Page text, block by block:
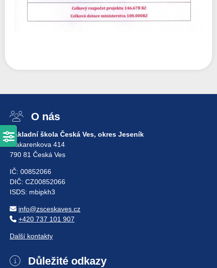
O nás
Základní škola Česká Ves, okres Jeseník
Makarenkova 414
790 81 Česká Ves
IČ: 00852066
DIČ: CZ00852066
ISDS: mbipkh3
info@zsceskaves.cz
+420 737 101 907
Další kontakty
Důležité odkazy